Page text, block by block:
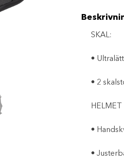
23
mängd
SKAL:
•
• 2
HELMET
•
•